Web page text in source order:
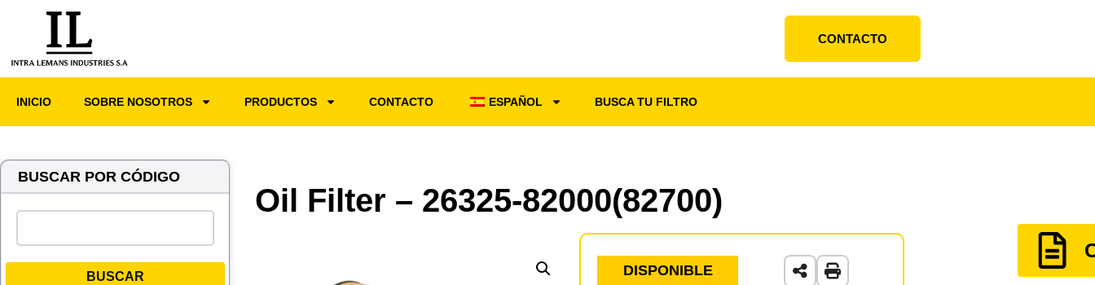
CONTACTO
INICIO SOBRE NOSOTROS PRODUCTOS CONTACTO ESPAÑOL BUSCA TU FILTRO
BUSCAR POR CÓDIGO
BUSCAR
Oil Filter – 26325-82000(82700)
DISPONIBLE